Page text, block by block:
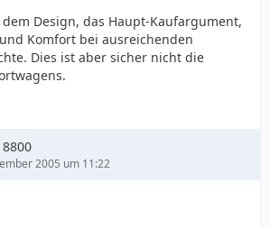
Design, das Haupt-Kaufargument,
Komfort bei ausreichenden
Dies ist aber sicher nicht die
2005 um 11:22